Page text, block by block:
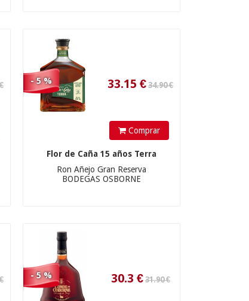
- 5 %
Comprar
Flor de Caña 15 años Terra
Ron Añejo Gran Reserva
BODEGAS OSBORNE
- 5 %
30.3€